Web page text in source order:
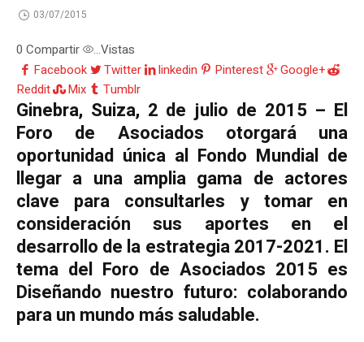
03/07/2015
0 Compartir ...Vistas
Facebook
Twitter linkedin Pinterest
Google+
Reddit
Mix Tumblr
Ginebra, Suiza, 2 de julio de 2015 – El
Foro de Asociados otorgará una
oportunidad única al Fondo Mundial de
llegar a una amplia gama de actores
clave para consultarles y tomar en
consideración sus aportes en el
desarrollo de la estrategia 2017-2021. El
tema del Foro de Asociados 2015 es
Diseñando nuestro futuro: colaborando
para un mundo más saludable.